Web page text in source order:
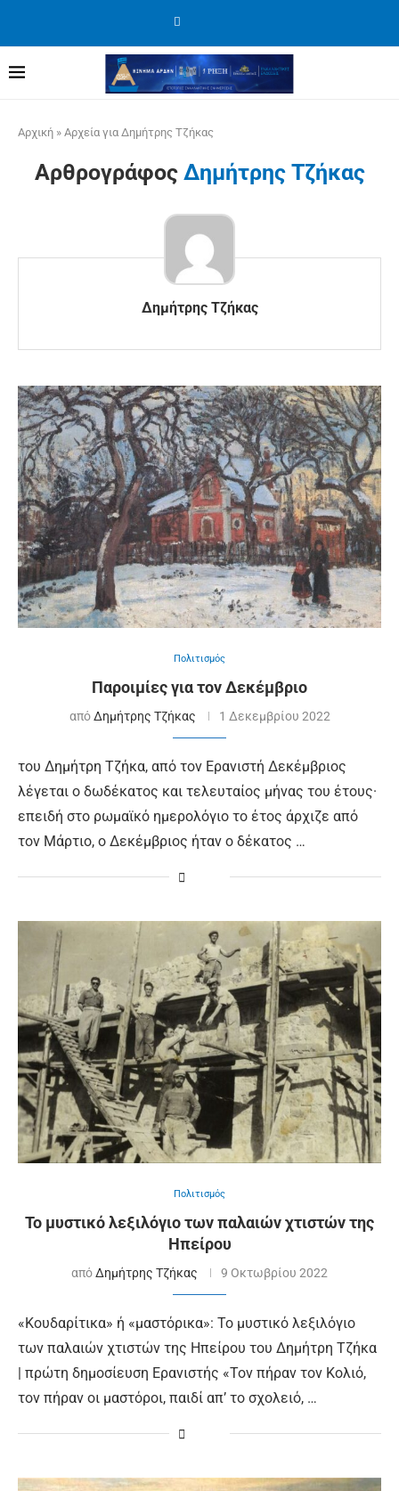
Αρχική » Αρχεία για Δημήτρης Τζήκας
Αρθρογράφος Δημήτρης Τζήκας
Δημήτρης Τζήκας
Πολιτισμός
Παροιμίες για τον Δεκέμβριο
απόΔημήτρης Τζήκας 1 Δεκεμβρίου 2022
του Δημήτρη Τζήκα, από τον Ερανιστή Δεκέμβριος
λέγεται ο δωδέκατος και τελευταίος μήνας του έτους·
επειδή στο ρωμαϊκό ημερολόγιο το έτος άρχιζε από
τον Μάρτιο, ο Δεκέμβριος ήταν ο δέκατος …
Πολιτισμός
Το μυστικό λεξιλόγιο των παλαιών χτιστών της
Ηπείρου
απόΔημήτρης Τζήκας 9 Οκτωβρίου 2022
«Κουδαρίτικα» ή «μαστόρικα»: Το μυστικό λεξιλόγιο
των παλαιών χτιστών της Ηπείρου του Δημήτρη Τζήκα
| πρώτη δημοσίευση Ερανιστής «Τον πήραν τον Κολιό,
τον πήραν οι μαστόροι, παιδί απ’ το σχολειό, …